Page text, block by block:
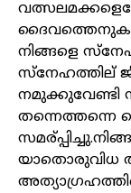
നിങ്ങളെ
സ്‌നേഹത്തില്
നമുക്കുവേണ്ടി
തന്നെത്തന്നെ
യാതൊരുവിധ